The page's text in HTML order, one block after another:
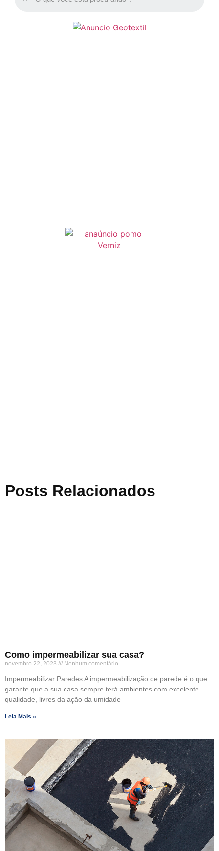
Posts Relacionados
Como impermeabilizar sua casa?
novembro 22, 2023 Nenhum comentário
Impermeabilizar Paredes A impermeabilização de parede é o que
garante que a sua casa sempre terá ambientes com excelente
qualidade, livres da ação da umidade
Leia Mais »